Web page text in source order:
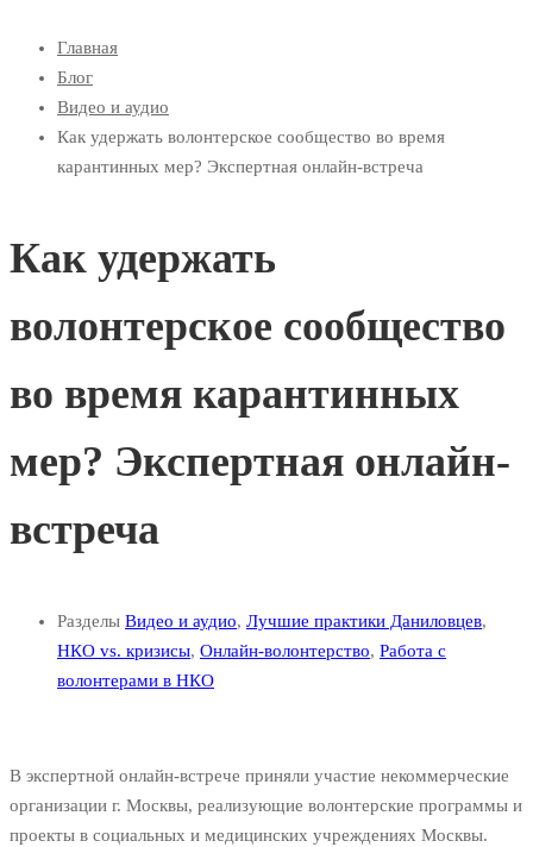
Главная
Блог
Видео и аудио
Как удержать волонтерское сообщество во время
карантинных мер? Экспертная онлайн-встреча
Как удержать
волонтерское сообщество
во время карантинных
мер? Экспертная онлайн-
встреча
Разделы Видео и аудио, Лучшие практики Даниловцев,
НКО vs. кризисы, Онлайн-волонтерство, Работа с
волонтерами в НКО
В экспертной онлайн-встрече приняли участие некоммерческие
организации г. Москвы, реализующие волонтерские программы и
проекты в социальных и медицинских учреждениях Москвы.